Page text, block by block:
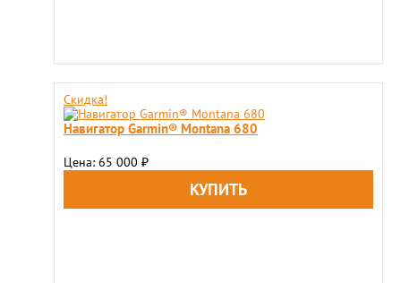
Скидка!
Навигатор Garmin® Montana 680
Цена: 65 000 ₽